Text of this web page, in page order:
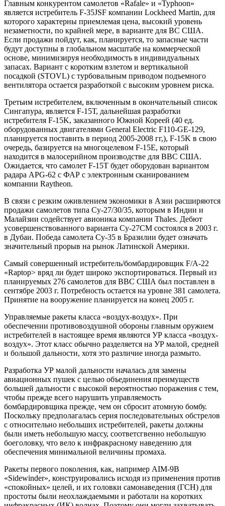
Главным конкурентом самолетов «Rafale» и «Typhoon»
является истребитель F-35JSF компании Lockheed Martin, для
которого характерны приемлемая цена, высокий уровень
незаметности, по крайней мере, в варианте для ВС США.
Если продажи пойдут, как, планируется, то запасные части
будут доступны в глобальном масштабе на коммерческой
основе, минимизируя необходимость в индивидуальных
запасах. Вариант с коротким взлетом и вертикальной
посадкой (STOVL) с турбовальным приводом подъемного
вентилятора остается разработкой с высоким уровнем риска.
Третьим истребителем, включенным в окончательный список
Сингапура, является F-15Т, дальнейшая разработки
истребителя F-15K, заказанного Южной Кореей (40 ед.
оборудованных двигателями General Electric F110-GE-129,
планируется поставить в период 2005-2008 гг,), F-15K в свою
очередь, базируется на многоцелевом F-15E, который
находится в малосерийном производстве для ВВС США.
Ожидается, что самолет F-15T будет оборудован вариантом
радара APG-62 с ФАР с электронным сканированием
компании Raytheon.
В связи с резким оживлением экономики в Азии расширяются
продажи самолетов типа Су-27/30/35, которым в Индии и
Малайзии содействует авионика компании Thales. Дебют
усовершенствованного варианта Су-27СМ состоялся в 2003 г.
в Дубаи. Победа самолета Су-35 в Бразилии будет означать
значительный прорыв на рынок Латинской Америки.
Самый совершенный истребитель/бомбардировщик F/A-22
«Raptop> вряд ли будет широко экспортироваться. Первый из
планируемых 276 самолетов для ВВС США был поставлен в
сентябре 2003 г. Потребность остается на уровне 381 самолета.
Принятие на вооружение планируется на конец 2005 г.
Управляемые ракеты класса «воздух-воздух». При
обеспечении противовоздушной обороны главным оружием
истребителей в настоящее время являются УР класса «воздух-
воздух». Этот класс обычно разделяется на УР малой, средней
и большой дальности, хотя это различие иногда размыто.
Разработка УР малой дальности началась для замены
авиационных пушек с целью объединения преимуществ
большей дальности с высокой вероятностью поражения с тем,
чтобы прежде всего нарушить управляемость
бомбардировщика прежде, чем он сбросит атомную бомбу.
Поскольку предполагалась серия последовательных обстрелов
с относительно небольших истребителей, ракеты должны
были иметь небольшую массу, соответсгвенно небольшую
боеголовку, что вело к инфракрасному наведению для
обеспечения минимальной величины промаха.
Ракеты первого поколения, как, например AIM-9B
«Sidewinder», конструировались исходя из применения против
«спокойных» целей, и их головки самонаведения (ГСН) для
простоты были неохлаждаемыми и работали на коротких